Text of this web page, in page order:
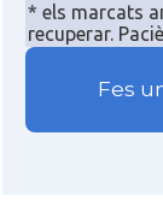
* els marcats
recuperar.
Fes